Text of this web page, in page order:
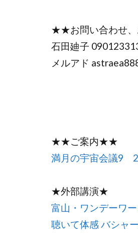
★★お問い合わせ、
石田廸子
メルアド
★★ご案内★★
満月の宇宙会議9
★外部講演★
富山・ワンデーワ
聴いて体感 バシ